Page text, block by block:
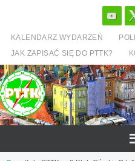
treściKALENDARZ WYDARZEŃ
JAK ZAPISAĆ SIĘ DO PTTK?